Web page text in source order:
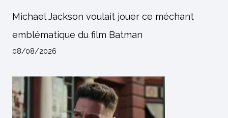
Michael Jackson voulait jouer ce méchant
emblématique du film Batman
08/08/2026